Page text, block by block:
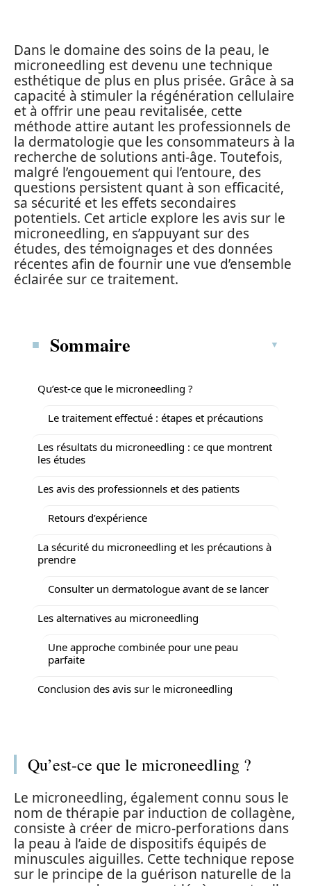
Dans le domaine des soins de la peau, le
microneedling est devenu une technique
esthétique de plus en plus prisée. Grâce à sa
capacité à stimuler la régénération cellulaire
et à offrir une peau revitalisée, cette
méthode attire autant les professionnels de
la dermatologie que les consommateurs à la
recherche de solutions anti-âge. Toutefois,
malgré l’engouement qui l’entoure, des
questions persistent quant à son efficacité,
sa sécurité et les effets secondaires
potentiels. Cet article explore les avis sur le
microneedling, en s’appuyant sur des
études, des témoignages et des données
récentes afin de fournir une vue d’ensemble
éclairée sur ce traitement.
Sommaire
Qu’est-ce que le microneedling ?
Le traitement effectué : étapes et précautions
Les résultats du microneedling : ce que montrent
les études
Les avis des professionnels et des patients
Retours d’expérience
La sécurité du microneedling et les précautions à
prendre
Consulter un dermatologue avant de se lancer
Les alternatives au microneedling
Une approche combinée pour une peau
parfaite
Conclusion des avis sur le microneedling
Qu’est-ce que le microneedling ?
Le microneedling, également connu sous le
nom de thérapie par induction de collagène,
consiste à créer de micro-perforations dans
la peau à l’aide de dispositifs équipés de
minuscules aiguilles. Cette technique repose
sur le principe de la guérison naturelle de la